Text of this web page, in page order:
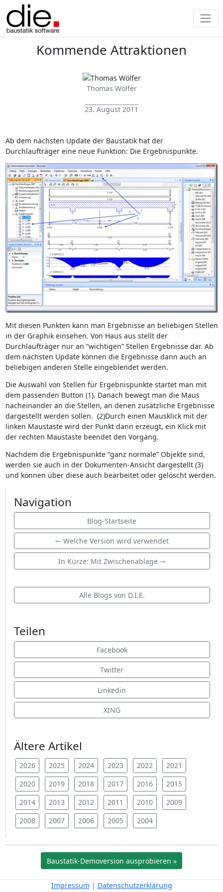
Kommende Attraktionen
Thomas Wölfer
23. August 2011
Ab dem nächsten Update der Baustatik hat der
Durchlaufträger eine neue Funktion: Die Ergebnispunkte.
Mit diesen Punkten kann man Ergebnisse an beliebigen Stellen
in der Graphik einsehen. Von Haus aus stellt der
Durchlaufträger nur an “wichtigen” Stellen Ergebnisse dar. Ab
dem nächsten Update können die Ergebnisse dann auch an
beliebigen anderen Stelle eingeblendet werden.
Die Auswahl von Stellen für Ergebnispunkte startet man mit
dem passenden Button (1). Danach bewegt man die Maus
nacheinander an die Stellen, an denen zusätzliche Ergebnisse
dargestellt werden sollen. (2)Durch einen Mausklick mit der
linken Maustaste wird der Punkt dann erzeugt, ein Klick mit
der rechten Maustaste beendet den Vorgang.
Nachdem die Ergebnispunkte “ganz normale” Objekte sind,
werden sie auch in der Dokumenten-Ansicht dargestellt (3)
und können über diese auch bearbeitet oder gelöscht werden.
Navigation
Blog-Startseite
⇽ Welche Version wird verwendet
In Kürze: Mit Zwischenablage ⇾
Alle Blogs von D.I.E.
Teilen
Facebook
Twitter
Linkedin
XING
Ältere Artikel
2026 2025 2024 2023 2022
2021
2020
2019 2018 2017 2016
2015
2014
2013 2012 2011 2010
2009
2008
2007 2006 2005 2004
Baustatik-Demoversion ausprobieren »
Impressum | Datenschutzerklärung